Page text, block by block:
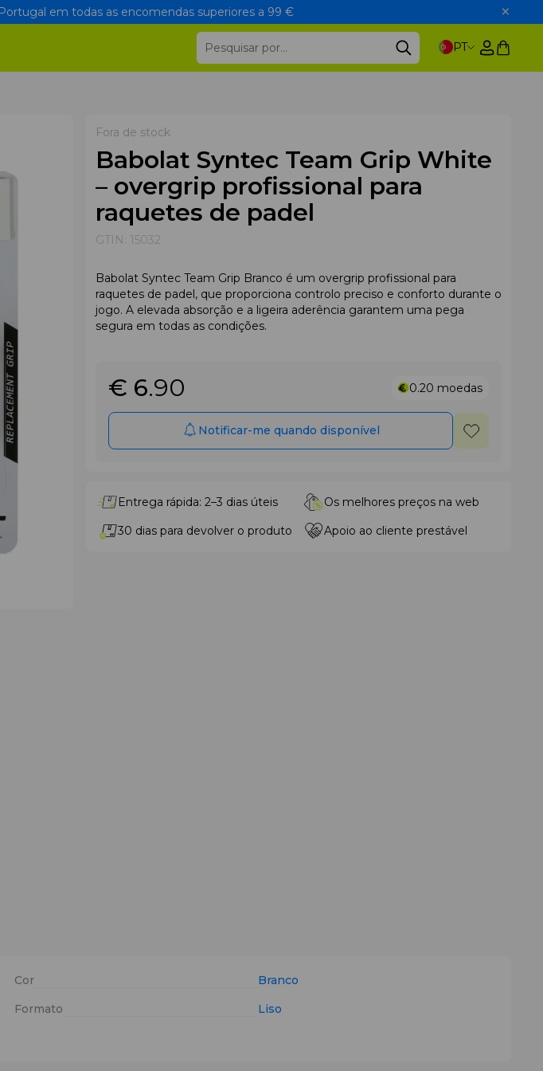
em todas as encomendas superiores a 99 €
PT
Fora de stock
Babolat Syntec Team Grip White
– overgrip profissional para
raquetes de padel
GTIN: 15032
Babolat Syntec Team Grip Branco é um overgrip profissional para
raquetes de padel, que proporciona controlo preciso e conforto durante o
jogo. A elevada absorção e a ligeira aderência garantem uma pega
segura em todas as condições.
€ 6.90 0.20 moedas
Notificar-me quando disponível
Entrega rápida: 2–3 dias úteis
Os melhores preços na web
30 dias para devolver o produto
Apoio ao cliente prestável
Cor
Branco
Formato
Liso